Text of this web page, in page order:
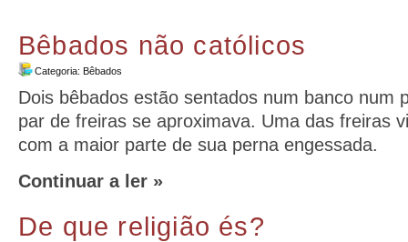
Bêbados não católicos
Categoria: Bêbados
Dois bêbados estão sentados num banco num
par de freiras se aproximava. Uma das freiras
com a maior parte de sua perna engessada.
Continuar a ler »
De que religião és?